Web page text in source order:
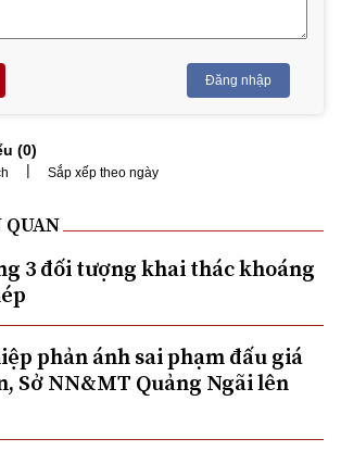
Đăng nhập
(0)
| Sắp xếp theo ngày
3 đối tượng khai thác khoáng
phản ánh sai phạm đấu giá
Sở NN&MT Quảng Ngãi lên